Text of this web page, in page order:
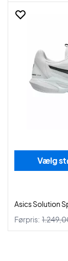
Asics Solution
Førpris: